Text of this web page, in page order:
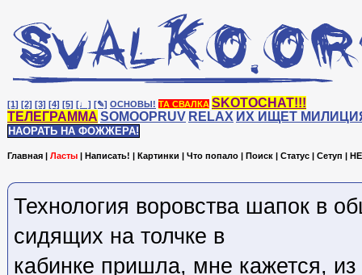
[1] [2] [3] [4] [5] [♩] [✎] ОСНОВЫ! ТА СВАЛКА SKOTOCHAT!!!
ТЕЛЕГРАММА SOMOOPRUV RELAX ИХ ИЩЕТ
НАОРАТЬ НА ФОЖЖЕРА!
Главная | Ласты | Написать! | Картинки | Что попало | Поиск | Статус | Сетуп |
Технология воровства шапок в
сидящих на толчке в
кабинке пришла, мне кажется,